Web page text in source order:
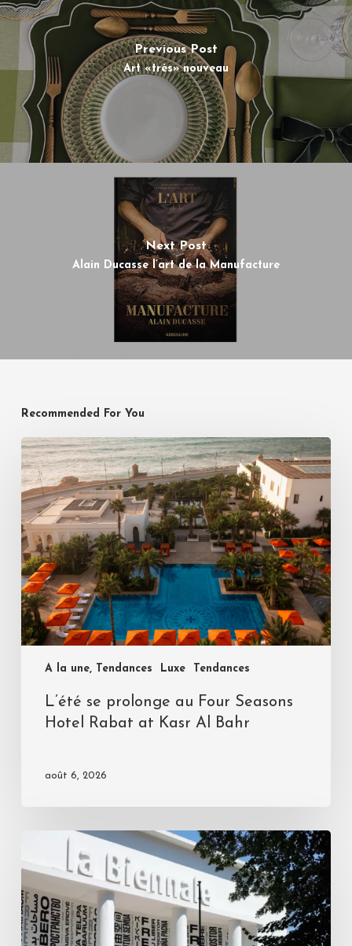
Previous Post
Art «très» nouveau
Next Post
Alain Ducasse l’art de la Manufacture
Recommended For You
A la une, Tendances Luxe Tendances
L’été se prolonge au Four Seasons
Hotel Rabat at Kasr Al Bahr
août 6, 2026